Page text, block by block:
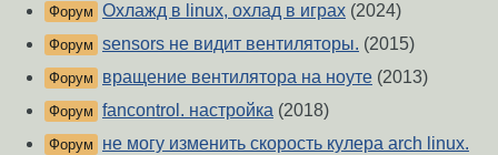
Форум Охлажд в linux, охлад в играх (2024)
Форум sensors не видит вентиляторы. (2015)
Форум вращение вентилятора на ноуте (2013)
Форум fancontrol. настройка (2018)
Форум
не могу изменить скорость кулера arch linux.